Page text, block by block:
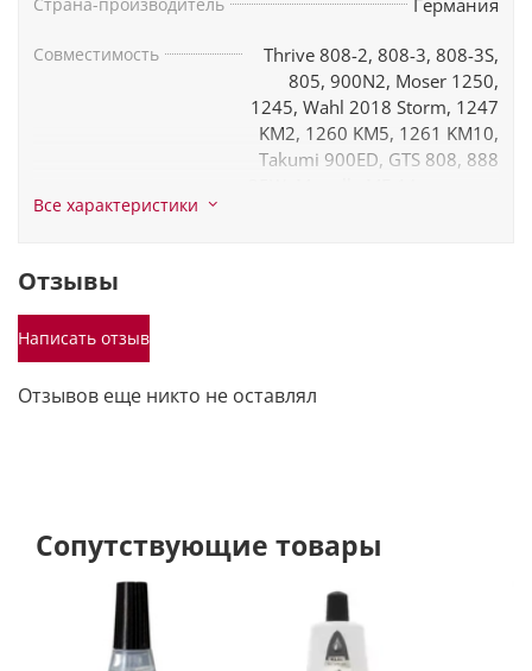
Совместимость
Thrive 808-2, 808-3, 808-3S,
805, 900N2, Moser 1250,
1245, Wahl 2018 Storm, 1247
KM2, 1260 KM5, 1261 KM10,
Takumi 900ED, GTS 808, 888
Цвет
Все характеристики
Отзывы
Написать отзыв
Отзывов еще никто не оставлял
Сопутствующие товары